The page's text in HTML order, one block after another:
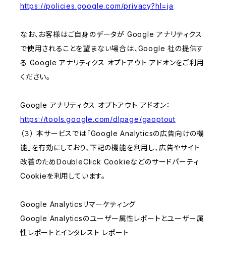
https://policies.google.com/privacy?hl=ja
なお、お客様はご自身のデータが Google アナリティクス
で使用されることを望まない場合は、Google 社の提供す
る Google アナリティクス オプトアウト アドオンをご利用
ください。
Google アナリティクス オプトアウト アドオン：
https://tools.google.com/dlpage/gaoptout
（３） 本サービスでは「Google Analyticsの広告向けの機
能」を有効にしており、下記の機能を利用し、広告やサイト
改善のためDoubleClick Cookieなどのサードパーティ
Cookieを利用しています。
Google Analyticsリマーケティング
Google Analyticsのユーザー属性レポートとユーザー属
性レポートとインタレスト レポート